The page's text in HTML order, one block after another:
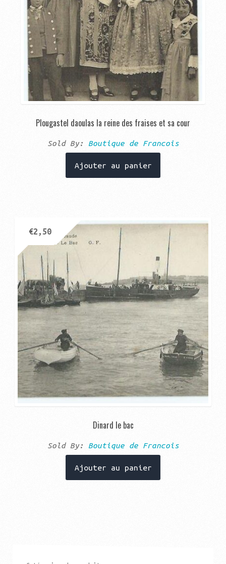
Plougastel daoulas la reine des fraises et sa cour
Sold By: Boutique de Francois
Ajouter au panier
Dinard le bac
€2,50
Sold By: Boutique de Francois
Ajouter au panier